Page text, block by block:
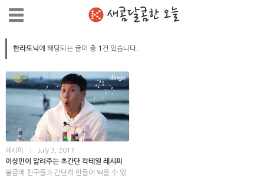
새콤달콤한 오늘
한라토닉에 해당되는 글이 총 1 건 있습니다.
레시피 July 3, 2017
이상민이 알려주는 초간단 칵테일 레시피
불금에 친구들과 간단히 만들어 먹을 수 있